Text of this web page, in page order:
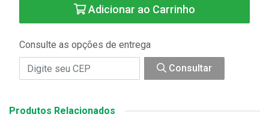
Adicionar ao Carrinho
Consulte as opções de entrega
Consultar
Produtos Relacionados